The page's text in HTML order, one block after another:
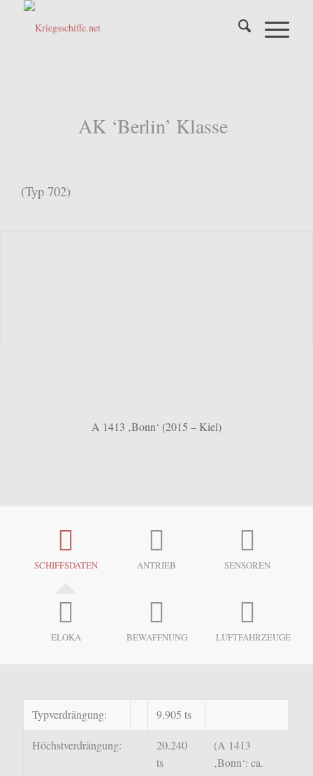
AK ‘Berlin’ Klasse
(Typ 702)
A 1413 ‚Bonn‘ (2015 – Kiel)
SCHIFFSDATEN ANTRIEB SENSOREN
ELOKA BEWAFFNUNG LUFTFAHRZEUGE
Typverdrängung: 9.905 ts
Höchstverdrängung:
20.240
ts
(A 1413
‚Bonn‘: ca.